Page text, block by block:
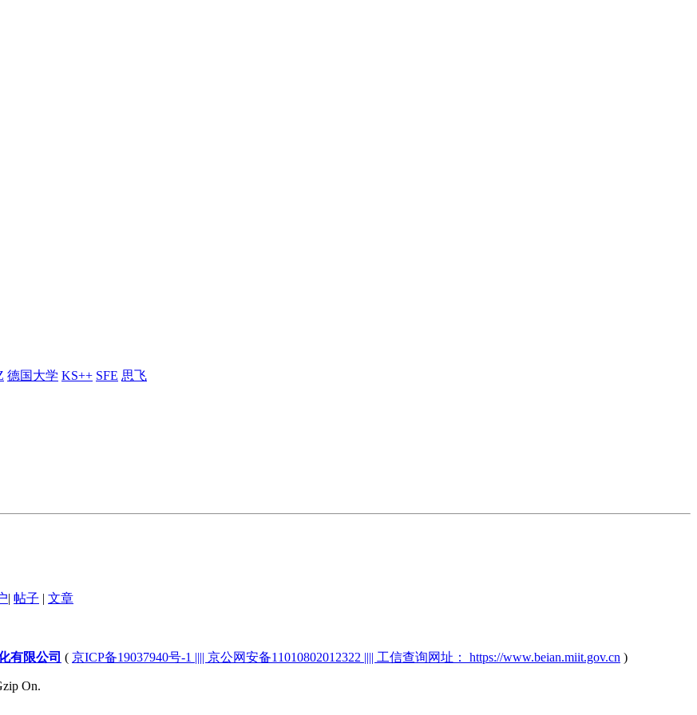
德国大学 KS++ SFE 思飞
| 帖子 | 文章
有限公司 ( 京ICP备19037940号-1 |||| 京公网安备11010802012322 |||| 工信查询网址： https://www.beian.miit.gov.cn )
On.